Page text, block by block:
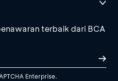
terbaik dari BCA
Enterprise.